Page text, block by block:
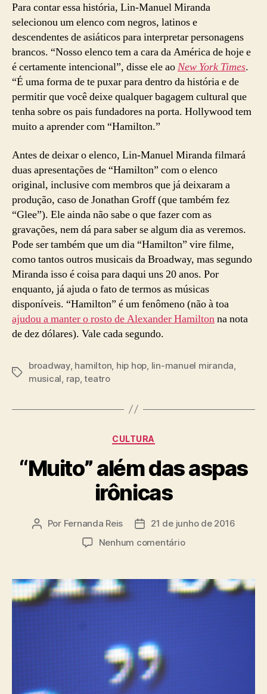
Para contar essa história, Lin-Manuel Miranda
selecionou um elenco com negros, latinos e
descendentes de asiáticos para interpretar personagens
brancos. “Nosso elenco tem a cara da América de hoje e
é certamente intencional”, disse ele aoNew York Times.
“É uma forma de te puxar para dentro da história e de
permitir que você deixe qualquer bagagem cultural que
tenha sobre os pais fundadores na porta. Hollywood tem
muito a aprender com “Hamilton.”
Antes de deixar o elenco, Lin-Manuel Miranda filmará
duas apresentações de “Hamilton” com o elenco
original, inclusive com membros que já deixaram a
produção, caso de Jonathan Groff (que também fez
“Glee”). Ele ainda não sabe o que fazer com as
gravações, nem dá para saber se algum dia as veremos.
Pode ser também que um dia “Hamilton” vire filme,
como tantos outros musicais da Broadway, mas segundo
Miranda isso é coisa para daqui uns 20 anos. Por
enquanto, já ajuda o fato de termos as músicas
disponíveis. “Hamilton” é um fenômeno (não à toa
ajudou a manter o rosto de Alexander Hamiltonna nota
de dez dólares). Vale cada segundo.
Tags
broadway, hamilton, hip hop, lin-manuel miranda,
musical, rap,teatro
Categorias
CULTURA
“Muito” além das aspas
irônicas
Autor
Por Fernanda Reis
Data21 de junho de 2016
Nenhum comentárioem
das
aspas